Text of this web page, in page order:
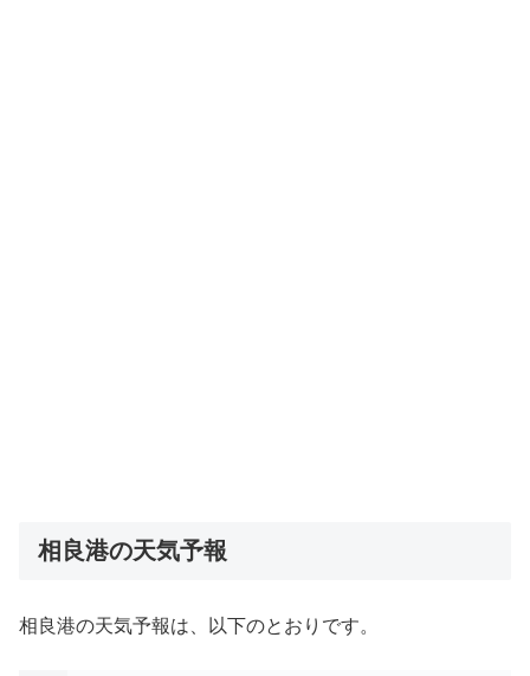
相良港の天気予報
相良港の天気予報は、以下のとおりです。